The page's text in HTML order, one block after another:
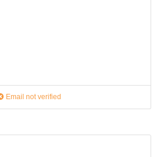
Email not verified